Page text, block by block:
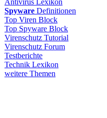
Antivirus Lexikon
Spyware Definitionen
Top Viren Block
Top Spyware Block
Virenschutz Tutorial
Virenschutz Forum
Testberichte
Technik Lexikon
weitere Themen